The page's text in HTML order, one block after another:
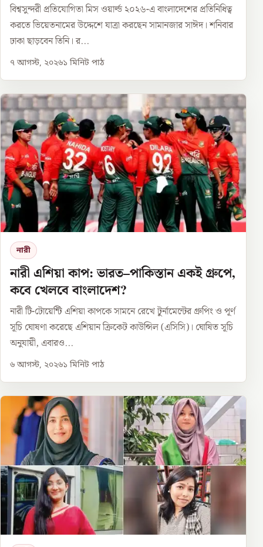
বিশ্বসুন্দরী প্রতিযোগিতা মিস ওয়ার্ল্ড ২০২৬-এ বাংলাদেশের প্রতিনিধিত্ব
করতে ভিয়েতনামের উদ্দেশে যাত্রা করছেন সামানজার সাঈদ। শনিবার
ঢাকা ছাড়বেন তিনি। র...
৭ আগস্ট, ২০২৬১ মিনিট পাঠ
নারী
নারী এশিয়া কাপ: ভারত–পাকিস্তান একই গ্রুপে,
কবে খেলবে বাংলাদেশ?
নারী টি-টোয়েন্টি এশিয়া কাপকে সামনে রেখে টুর্নামেন্টের গ্রুপিং ও পূর্ণ
সূচি ঘোষণা করেছে এশিয়ান ক্রিকেট কাউন্সিল (এসিসি)। ঘোষিত সূচি
অনুযায়ী, এবারও...
৬ আগস্ট, ২০২৬১ মিনিট পাঠ